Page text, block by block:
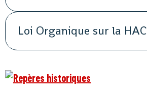
Loi Organique sur la HAC